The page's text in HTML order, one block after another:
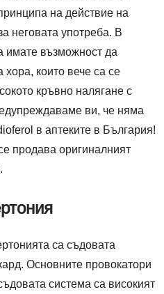
на действие на
неговата употреба. В
имате възможност да
хора, които вече са се
кръвно налягане с
ви, че няма
в аптеките в България!
продава оригиналният
са съдовата
Основните провокатори
система са високият